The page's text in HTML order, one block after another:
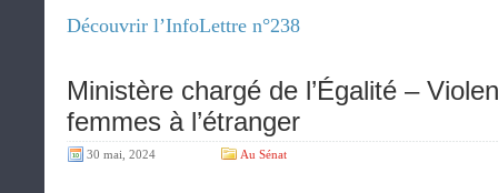
Découvrir l’InfoLettre n°238
Ministère chargé de l’Égalité –
femmes à l’étranger
30 mai, 2024 Au Sénat